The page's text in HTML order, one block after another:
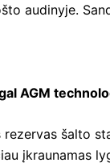
audinyje.
AGM
rezervas šalto
įkraunamas